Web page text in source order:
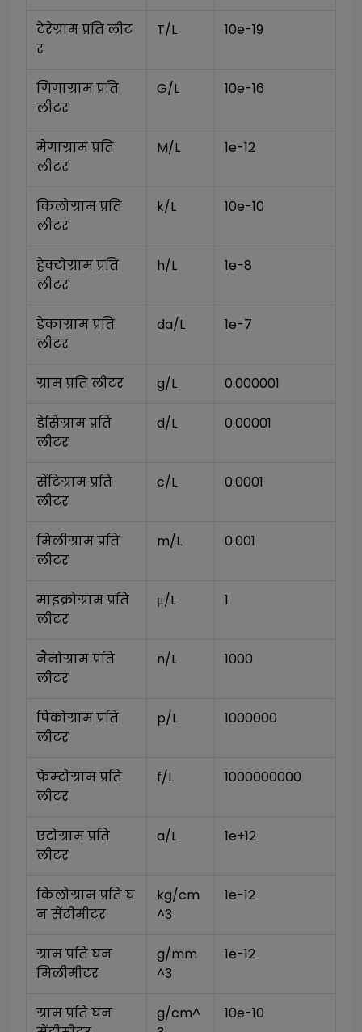
टेरेग्राम प्रति लीट
र
T/L 10e-19
गिगाग्राम प्रति
लीटर
G/L 10e-16
मेगाग्राम प्रति
लीटर
M/L 1e-12
किलोग्राम प्रति
लीटर
k/L 10e-10
हेक्टोग्राम प्रति
लीटर
h/L 1e-8
डेकाग्राम प्रति
लीटर
da/L 1e-7
ग्राम प्रति लीटर g/L 0.000001
डेसिग्राम प्रति
लीटर
d/L 0.00001
सेंटिग्राम प्रति
लीटर
c/L 0.0001
मिलीग्राम प्रति
लीटर
m/L 0.001
माइक्रोग्राम प्रति
लीटर
μ/L 1
नैनोग्राम प्रति
लीटर
n/L 1000
पिकोग्राम प्रति
लीटर
p/L 1000000
फेम्टोग्राम प्रति
लीटर
f/L 1000000000
एटोग्राम प्रति
लीटर
a/L 1e+12
किलोग्राम प्रति घ
न सेंटीमीटर
kg/cm
^3
1e-12
ग्राम प्रति घन
मिलीमीटर
g/mm
^3
1e-12
ग्राम प्रति घन
g/cm^
10e-10